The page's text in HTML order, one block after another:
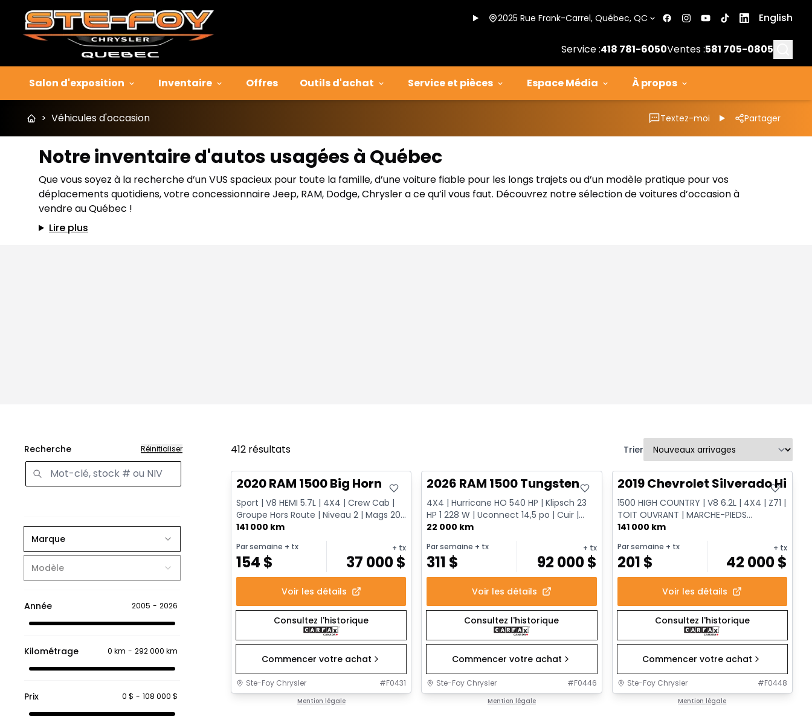
2025 Rue Frank-Carrel, Québec, QC English
Service :418 781-6050Ventes :581 705-0805
Salon d'exposition Inventaire Offres Outils d'achat Service et pièces Espace Média À propos
> Véhicules d'occasion Textez-moi Partager
Notre inventaire d'autos usagées à Québec
Que vous soyez à la recherche d’un VUS spacieux pour toute la famille, d’une voiture fiable pour les longs trajets ou d’un modèle pratique pour vos
déplacements quotidiens, votre concessionnaire Jeep, RAM, Dodge, Chrysler a ce qu’il vous faut. Découvrez notre sélection de voitures d’occasion à
vendre au Québec !
Lire plus
Recherche Réinitialiser
Marque
Modèle
Année 2005 - 2026
Kilométrage 0 km - 292 000 km
Prix 0 $ - 108 000 $
412 résultats Trier
Très bonne offre
2020 RAM 1500 Big Horn
Sport | V8 HEMI 5.7L | 4X4 | Crew Cab |
Groupe Hors Route | Niveau 2 | Mags 20
po | Attelage Classe ...
141 000 km
Par semaine + tx
154 $
+ tx
37 000$
Voir les détails
Consultez l'historique
Commencer votre achat
Ste-Foy Chrysler #F0431
Mention légale
2026 RAM 1500 Tungsten
4X4 | Hurricane HO 540 HP | Klipsch 23
HP 1 228 W | Uconnect 14,5 po | Cuir |
Mags 22 po
22 000 km
Par semaine + tx
311 $
+ tx
92 000$
Voir les détails
Consultez l'historique
Commencer votre achat
Ste-Foy Chrysler #F0446
Mention légale
Très bonne offre
2019 Chevrolet Silverado High
1500 HIGH COUNTRY | V8 6.2L | 4X4 | Z71 |
TOIT OUVRANT | MARCHE-PIEDS
ÉLECTRIQUES | CUIR | NAVIGATIO...
141 000 km
Par semaine + tx
201 $
+ tx
42 000$
Voir les détails
Consultez l'historique
Commencer votre achat
Ste-Foy Chrysler #F0448
Mention légale
Très bonne offre Très bonne offre Très bonne offre